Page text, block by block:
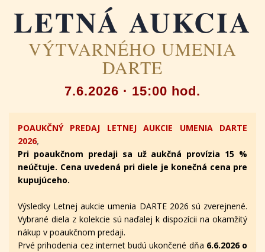
LETNÁ AUKCIA
VÝTVARNÉHO UMENIA
DARTE
7.6.2026 · 15:00 hod.
POAUKČNÝ PREDAJ LETNEJ AUKCIE UMENIA DARTE
2026,
Pri poaukčnom predaji sa už aukčná provízia 15 %
neúčtuje. Cena uvedená pri diele je konečná cena pre
kupujúceho.
Výsledky Letnej aukcie umenia DARTE 2026 sú zverejnené.
Vybrané diela z kolekcie sú naďalej k dispozícii na okamžitý
nákup v poaukčnom predaji.
Prvé prihodenia cez internet budú ukončené dňa 6.6.2026 o